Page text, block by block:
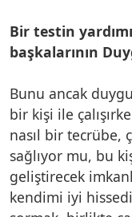
Bir testin
başkalarının
Bunu ancak
bir kişi ile
nasıl bir tecrübe,
sağlıyor mu, bu
geliştirecek
kendimi iyi